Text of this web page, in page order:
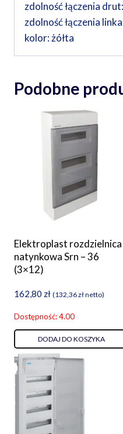
zdolność łączenia
zdolność łączenia
kolor: żółta
Podobne
Elektroplast rozdzielnica
natynkowa Srn – 36
(3×12)
162,80 zł (132,36złnetto)
Dostępność: 4.00
DODAJ DO KOSZYKA